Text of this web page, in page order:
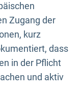
Zugang der
kurz
dass
in der Pflicht
und aktiv